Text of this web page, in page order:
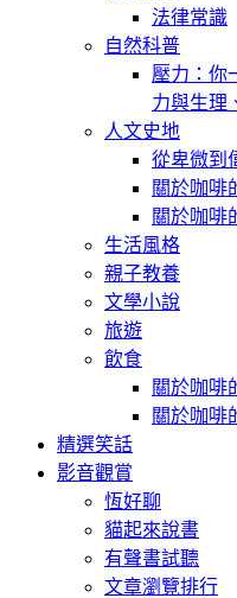
法律常識
自然科普
壓力：你
力與生理
人文史地
從卑微到
關於咖啡
關於咖啡
生活風格
親子教養
文學小說
旅遊
飲食
關於咖啡
關於咖啡
精選笑話
影音觀賞
恆好聊
貓起來說書
有聲書試聽
文章瀏覽排行